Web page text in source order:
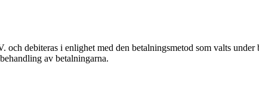
debiteras i enlighet med den betalningsmetod som valts under
av betalningarna.